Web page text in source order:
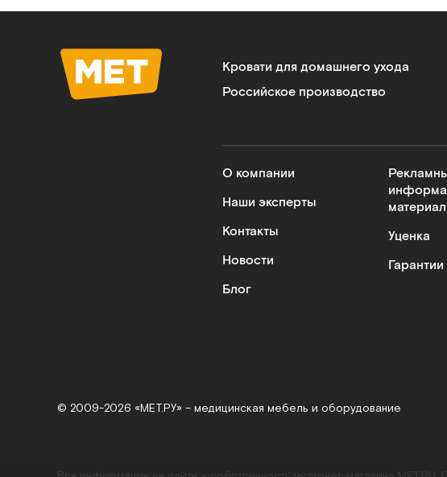
Кровати для домашнего ухода
Российское производство
О компании
Наши эксперты
Контакты
Новости
Блог
Уценка
Гарантии
© 2009-2026 «МЕТ.РУ» – медицинская мебель и оборудование